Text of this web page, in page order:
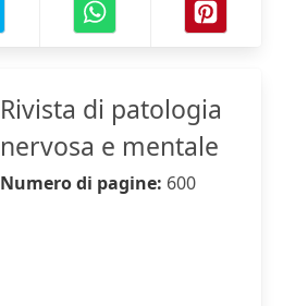
Rivista di patologia
nervosa e mentale
Numero di pagine: 600